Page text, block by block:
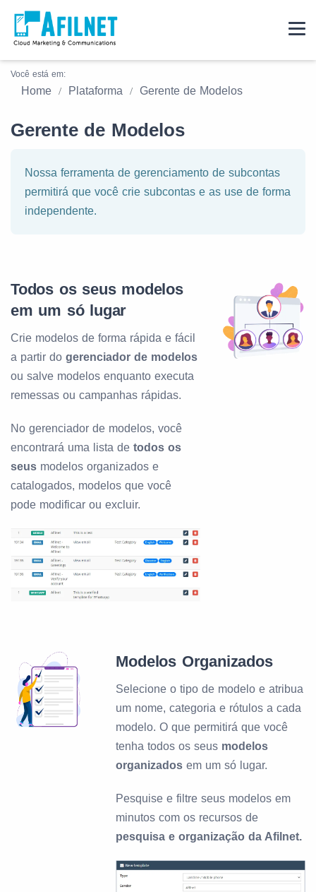
Você está em:
Home Plataforma Gerente de Modelos
Gerente de Modelos
Nossa ferramenta de gerenciamento de subcontas
permitirá que você crie subcontas e as use de forma
independente.
Todos os seus modelos
em um só lugar
Crie modelos de forma rápida e fácil
a partir do gerenciador de modelos
ou salve modelos enquanto executa
remessas ou campanhas rápidas.
No gerenciador de modelos, você
encontrará uma lista de todos os
seus modelos organizados e
catalogados, modelos que você
pode modificar ou excluir.
Modelos Organizados
Selecione o tipo de modelo e atribua
um nome, categoria e rótulos a cada
modelo. O que permitirá que você
tenha todos os seus modelos
organizados em um só lugar.
Pesquise e filtre seus modelos em
minutos com os recursos de
pesquisa e organização da Afilnet.